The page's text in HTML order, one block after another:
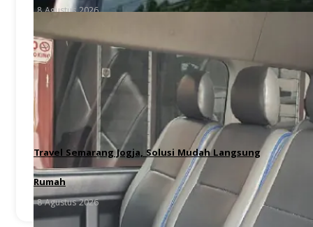
8 Agustus 2026
Travel Semarang Jogja, Solusi Mudah Langsung
Rumah
8 Agustus 2026